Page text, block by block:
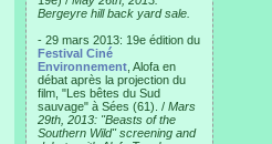
Bergeyre hill back yard sale.
- 29 mars 2013: 19e édition du
Festival Ciné
Environnement , Alofa en
débat après la projection du
film, "Les bêtes du Sud
sauvage" à Sées (61). / Mars
29th, 2013: "Beasts of the
Southern Wild" screening and